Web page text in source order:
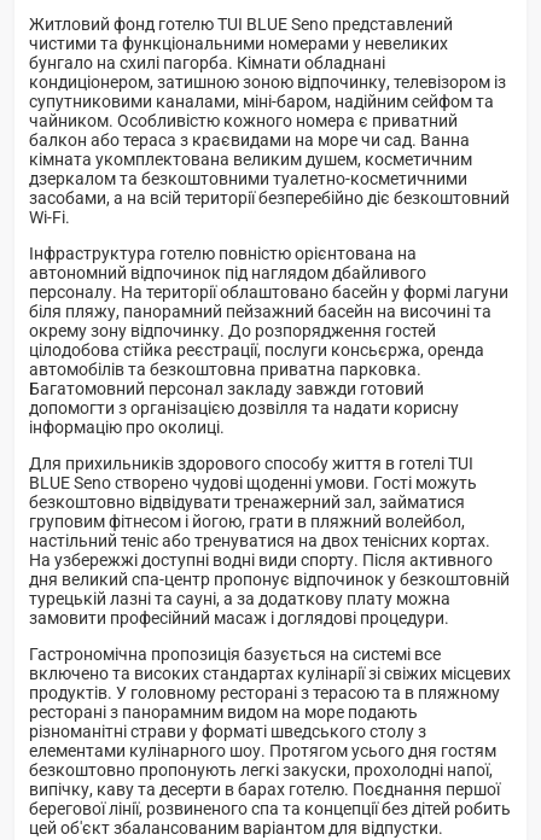
Житловий фонд готелю TUI BLUE Seno представлений
чистими та функціональними номерами у невеликих
бунгало на схилі пагорба. Кімнати обладнані
кондиціонером, затишною зоною відпочинку, телевізором із
супутниковими каналами, міні-баром, надійним сейфом та
чайником. Особливістю кожного номера є приватний
балкон або тераса з краєвидами на море чи сад. Ванна
кімната укомплектована великим душем, косметичним
дзеркалом та безкоштовними туалетно-косметичними
засобами, а на всій території безперебійно діє безкоштовний
Wi-Fi.
Інфраструктура готелю повністю орієнтована на
автономний відпочинок під наглядом дбайливого
персоналу. На території облаштовано басейн у формі лагуни
біля пляжу, панорамний пейзажний басейн на височині та
окрему зону відпочинку. До розпорядження гостей
цілодобова стійка реєстрації, послуги консьєржа, оренда
автомобілів та безкоштовна приватна парковка.
Багатомовний персонал закладу завжди готовий
допомогти з організацією дозвілля та надати корисну
інформацію про околиці.
Для прихильників здорового способу життя в готелі TUI
BLUE Seno створено чудові щоденні умови. Гості можуть
безкоштовно відвідувати тренажерний зал, займатися
груповим фітнесом і йогою, грати в пляжний волейбол,
настільний теніс або тренуватися на двох тенісних кортах.
На узбережжі доступні водні види спорту. Після активного
дня великий спа-центр пропонує відпочинок у безкоштовній
турецькій лазні та сауні, а за додаткову плату можна
замовити професійний масаж і доглядові процедури.
Гастрономічна пропозиція базується на системі все
включено та високих стандартах кулінарії зі свіжих місцевих
продуктів. У головному ресторані з терасою та в пляжному
ресторані з панорамним видом на море подають
різноманітні страви у форматі шведського столу з
елементами кулінарного шоу. Протягом усього дня гостям
безкоштовно пропонують легкі закуски, прохолодні напої,
випічку, каву та десерти в барах готелю. Поєднання першої
берегової лінії, розвиненого спа та концепції без дітей робить
цей об'єкт збалансованим варіантом для відпустки.